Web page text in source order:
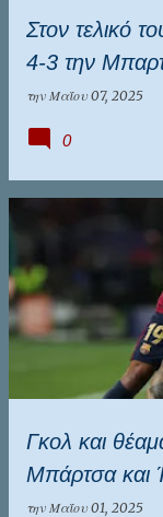
Στον τελικό
4-3 την
την Μαΐου 07, 2025
0
Γκολ και
Μπάρτσα και
την Μαΐου 01, 2025